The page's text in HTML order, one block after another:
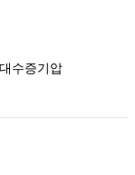
수증기압